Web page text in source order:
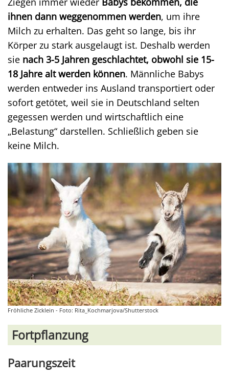
ihnen dann weggenommen werden, um ihre
Milch zu erhalten. Das geht so lange, bis ihr
Körper zu stark ausgelaugt ist. Deshalb werden
sie nach 3-5 Jahren geschlachtet, obwohl sie 15-
18 Jahre alt werden können. Männliche Babys
werden entweder ins Ausland transportiert oder
sofort getötet, weil sie in Deutschland selten
gegessen werden und wirtschaftlich eine
„Belastung“ darstellen. Schließlich geben sie
keine Milch.
Fröhliche Zicklein - Foto: Rita_Kochmarjova/Shutterstock
Fortpflanzung
Paarungszeit